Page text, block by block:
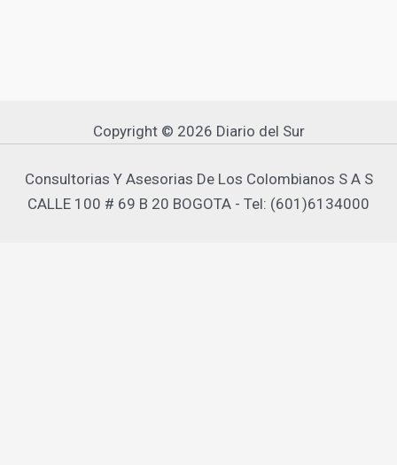
Copyright © 2026 Diario del Sur
Consultorias Y Asesorias De Los Colombianos S A S
CALLE 100 # 69 B 20 BOGOTA - Tel: (601)6134000